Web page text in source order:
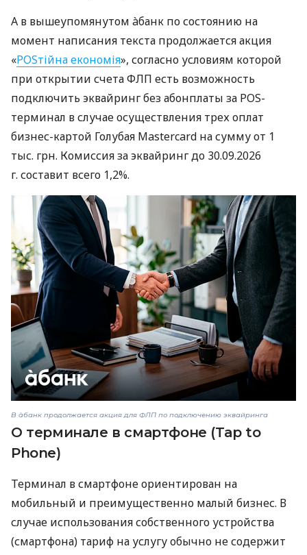
А в вышеупомянутом àбанк по состоянию на
момент написания текста продолжается акция
«POSтійна економія», согласно условиям которой
при открытии счета ФЛП есть возможность
подключить эквайринг без абонплаты за POS-
терминал в случае осуществления трех оплат
бизнес-картой Голубая Mastercard на сумму от 1
тыс. грн. Комиссия за эквайринг до 30.09.2026
г. составит всего 1,2%.
В àбанк продолжается акция для ФЛП по подключению эквайринга
О терминале в смартфоне (Tap to
Phone)
Терминал в смартфоне ориентирован на
мобильный и преимущественно малый бизнес. В
случае использования собственного устройства
(смартфона) тариф на услугу обычно не содержит